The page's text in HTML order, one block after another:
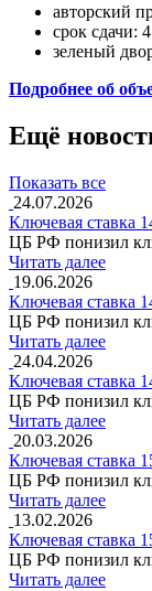
авторский
срок сдачи:
зеленый
Подробнее об
Ещё
Показать все
24.07.2026
Ключевая ставка
ЦБ РФ понизил
Читать далее
19.06.2026
Ключевая ставка
ЦБ РФ понизил
Читать далее
24.04.2026
Ключевая ставка
ЦБ РФ понизил
Читать далее
20.03.2026
Ключевая ставка
ЦБ РФ понизил
Читать далее
13.02.2026
Ключевая ставка
ЦБ РФ понизил
Читать далее